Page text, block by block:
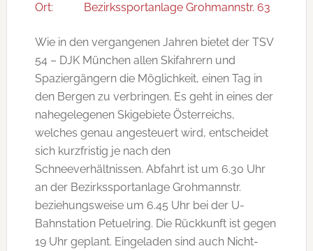
Ort:
Bezirkssportanlage Grohmannstr. 63
Wie in den vergangenen Jahren bietet der TSV
54 – DJK München allen Skifahrern und
Spaziergängern die Möglichkeit, einen Tag in
den Bergen zu verbringen. Es geht in eines der
nahegelegenen Skigebiete Österreichs,
welches genau angesteuert wird, entscheidet
sich kurzfristig je nach den
Schneeverhältnissen. Abfahrt ist um 6.30 Uhr
an der Bezirkssportanlage Grohmannstr.
beziehungsweise um 6.45 Uhr bei der U-
Bahnstation Petuelring. Die Rückkunft ist gegen
19 Uhr geplant. Eingeladen sind auch Nicht-